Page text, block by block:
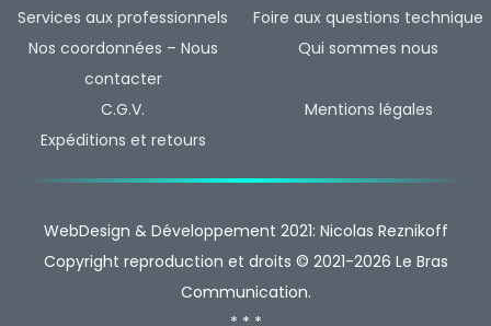
Services aux professionnels
Foire aux questions technique
Nos coordonnées – Nous
contacter
Qui sommes nous
C.G.V.
Mentions légales
Expéditions et retours
WebDesign & Développement 2021: Nicolas Reznikoff
Copyright reproduction et droits © 2021-2026 Le Bras
Communication.